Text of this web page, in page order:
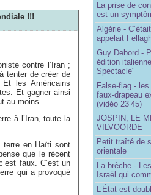
!!!
contre l’Iran ;
tenter de créer de
les Américains
Et gagner ainsi
au moins.
à l’Iran, toute la
en Haïti sont
que le récent
faux. C’est un
qui a provoqué
La prise de
est un
Algérie -
appelait
Guy Debord -
édition
Spectacle"
False-flag -
faux-drapeau
(vidéo 23’45)
JOSPIN, LE
VILVOORDE
Petit traîté de
orientale
La brèche -
Israël qui
L’État est